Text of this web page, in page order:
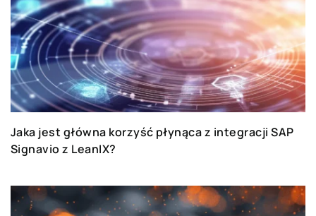
Jaka jest główna korzyść płynąca z integracji SAP
Signavio z LeanIX?